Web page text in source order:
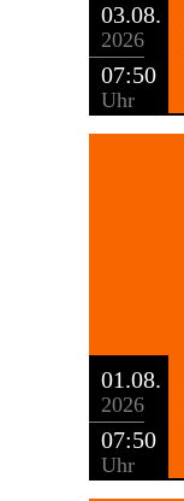
03.08.
2026
07:50
Uhr
01.08.
2026
07:50
Uhr